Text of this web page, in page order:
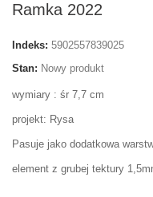
Ramka 2022
Indeks: 5902557839025
Stan: Nowy produkt
wymiary : śr 7,7 cm
projekt: Rysa
Pasuje jako dodatkowa
element z grubej tektury